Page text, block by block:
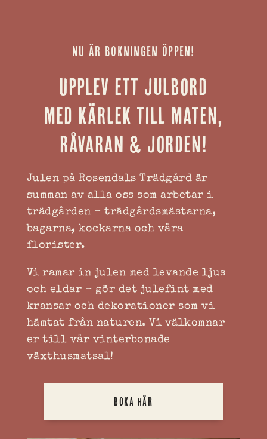
NU ÄR BOKNINGEN ÖPPEN!
Upplev ett julbord
med kärlek till maten,
råvaran & jorden!
Julen på Rosendals Trädgård är
summan av alla oss som arbetar i
trädgården - trädgårdsmästarna,
bagarna, kockarna och våra
florister.
Vi ramar in julen med levande ljus
och eldar - gör det julefint med
kransar och dekorationer som vi
hämtat från naturen. Vi välkomnar
er till vår vinterbonade
växthusmatsal!
BOKA HÄR